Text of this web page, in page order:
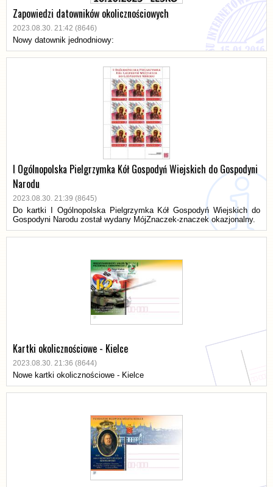
Zapowiedzi datowników okolicznościowych
2023.08.30. 21:42 (8646)
Nowy datownik jednodniowy:
I Ogólnopolska Pielgrzymka Kół Gospodyń Wiejskich do Gospodyni
Narodu
2023.08.30. 21:39 (8645)
Do kartki I Ogólnopolska Pielgrzymka Kół Gospodyń Wiejskich do
Gospodyni Narodu został wydany MójZnaczek-znaczek okazjonalny.
Kartki okolicznościowe - Kielce
2023.08.30. 21:36 (8644)
Nowe kartki okolicznościowe - Kielce